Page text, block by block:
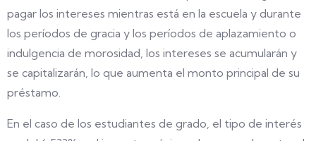
pagar los intereses mientras está en la escuela y durante
los períodos de gracia y los períodos de aplazamiento o
indulgencia de morosidad, los intereses se acumularán y
se capitalizarán, lo que aumenta el monto principal de su
préstamo.
En el caso de los estudiantes de grado, el tipo de interés